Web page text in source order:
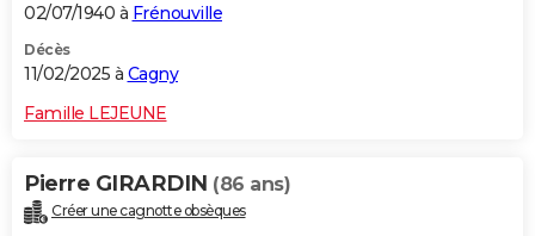
02/07/1940 à Frénouville
Décès
11/02/2025 à Cagny
Famille LEJEUNE
Pierre GIRARDIN (86 ans)
Créer une cagnotte obsèques